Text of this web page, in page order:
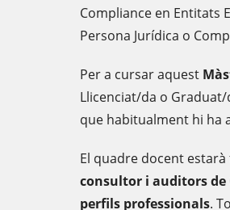
Compliance en Entitats
Persona Jurídica o
Per a cursar aquest
Llicenciat/da o
que habitualment hi ha
El quadre docent
consultor i auditors de
perfils professionals.